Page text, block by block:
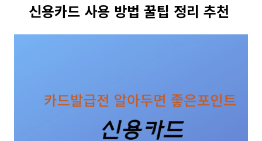
신용카드 사용 방법 꿀팁 정리 추천